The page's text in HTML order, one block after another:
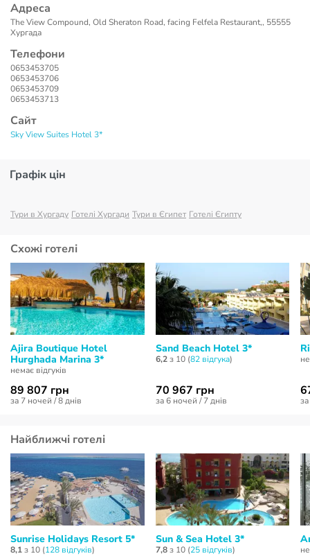
Адреса
The View Compound, Old Sheraton Road, facing Felfela Restaurant,, 55555
Хургада
Телефони
0653453705
0653453706
0653453709
0653453713
Сайт
Sky View Suites Hotel 3*
Графік цін
Тури в Хургаду Готелі Хургади Тури в Єгипет Готелі Єгипту
Схожі готелі
Ajira Boutique Hotel
Hurghada Marina 3*
немає відгуків
89 807 грн
за 7 ночей / 8 днів
Sand Beach Hotel 3*
6,2з 10 (82 відгукa)
70 967 грн
за 6 ночей / 7 днів
Найближчі готелі
Sunrise Holidays Resort 5*
8,1з 10 (128 відгуків)
Sun & Sea Hotel 3*
7,8з 10 (25 відгуків)